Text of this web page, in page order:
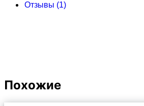
Отзывы (1)
Похожие